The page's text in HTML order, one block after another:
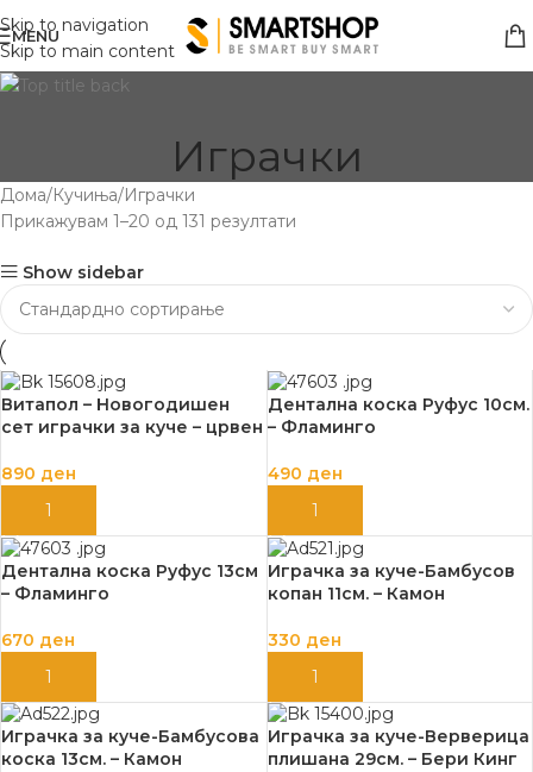
Skip to navigation
Skip to main content
MENU
Играчки
Дома Кучиња Играчки
Прикажувам 1–20 од 131 резултати
Show sidebar
Витапол – Новогодишен
сет играчки за куче – црвен
890 ден
ДОДАЈ ВО КОШНИЦА
Дентална коска Руфус 10см.
– Фламинго
490 ден
ДОДАЈ ВО КОШНИЦА
Дентална коска Руфус 13см
– Фламинго
670 ден
ДОДАЈ ВО КОШНИЦА
Играчка за куче-Бамбусов
копан 11см. – Камон
330 ден
ДОДАЈ ВО КОШНИЦА
Играчка за куче-Бамбусова
коска 13см. – Камон
Играчка за куче-Верверица
плишана 29см. – Бери Кинг